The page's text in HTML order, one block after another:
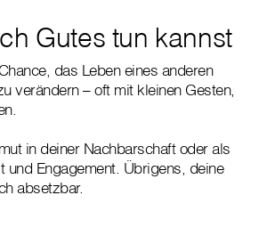
Gutes tun kannst
das Leben eines anderen
verändern – oft mit kleinen Gesten,
in deiner Nachbarschaft oder als
und Engagement. Übrigens, deine
absetzbar.